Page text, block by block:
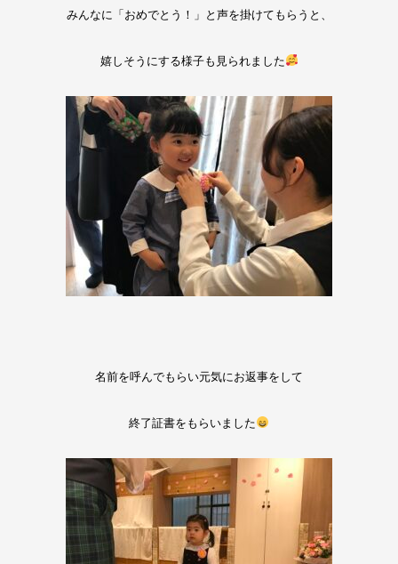
みんなに「おめでとう！」と声を掛けてもらうと、
嬉しそうにする様子も見られました
名前を呼んでもらい元気にお返事をして
終了証書をもらいました